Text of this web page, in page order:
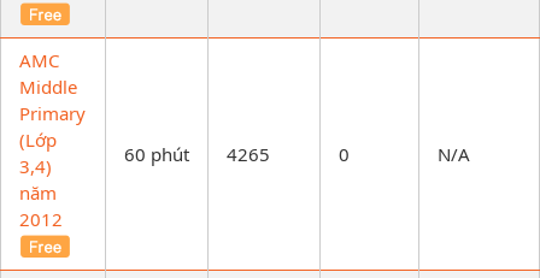
AMC
Middle
Primary
(Lớp
3,4)
năm
2012
60 phút 4265 0 N/A